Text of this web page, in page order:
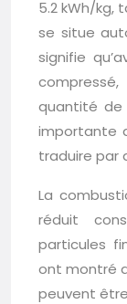
5.2 kWh/kg,
se situe
signifie
quantité de
importante
traduire par
La
réduit
particules
ont montré
peuvent